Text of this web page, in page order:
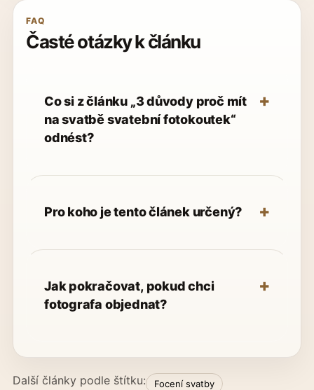
FAQ
Časté otázky k článku
Co si z článku „3 důvody proč mít
na svatbě svatební fotokoutek“
odnést?
Pro koho je tento článek určený?
Jak pokračovat, pokud chci
fotografa objednat?
Další články podle štítku:
Focení svatby